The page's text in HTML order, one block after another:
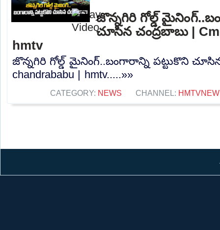
జొన్నగిరి గోల్డ్
చూసిన చంద్రబాబు |
hmtv
జొన్నగిరి గోల్డ్ మైనింగ్..బంగారాన్ని పట్టుకొని
chandrababu | hmtv.....»»
CATEGORY: NEWS CHANNEL: